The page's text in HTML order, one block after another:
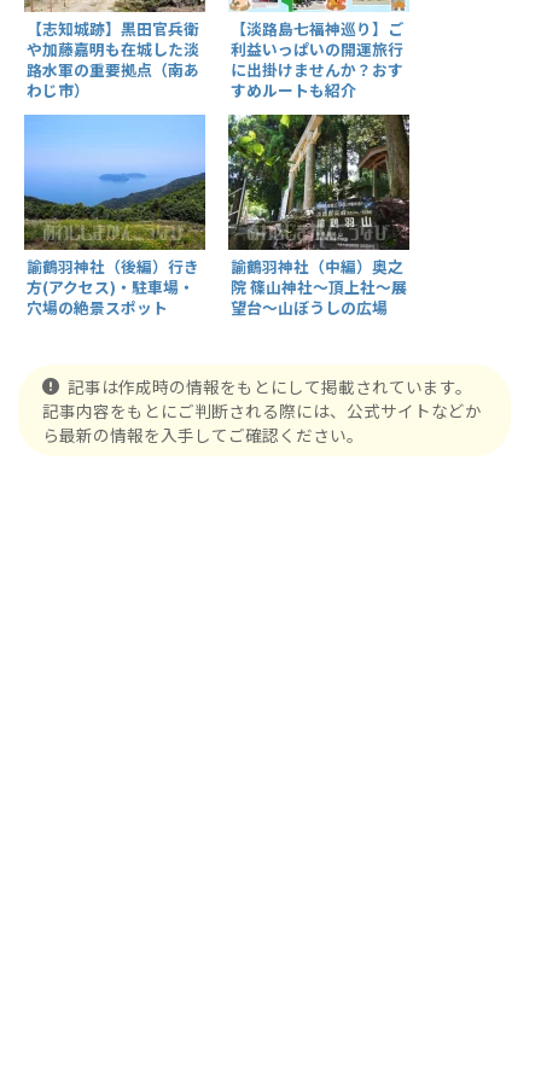
【志知城跡】黒田官兵衛
や加藤嘉明も在城した淡
路水軍の重要拠点（南あ
わじ市）
【淡路島七福神巡り】ご
利益いっぱいの開運旅行
に出掛けませんか？おす
すめルートも紹介
諭鶴羽神社（後編）行き
方(アクセス)・駐車場・
穴場の絶景スポット
諭鶴羽神社（中編）奥之
院 篠山神社～頂上社～展
望台～山ぼうしの広場
記事は作成時の情報をもとにして掲載されています。
記事内容をもとにご判断される際には、公式サイトなどか
ら最新の情報を入手してご確認ください。